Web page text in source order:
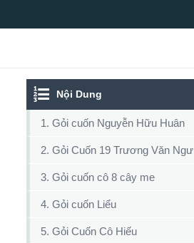
Nội Dung
1. Gỏi cuốn Nguyễn Hữu Huân
2. Gỏi Cuốn 19 Trương Văn Ngư
3. Gỏi cuốn cô 8 cây me
4. Gỏi cuốn Liểu
5. Gỏi Cuốn Cô Hiếu